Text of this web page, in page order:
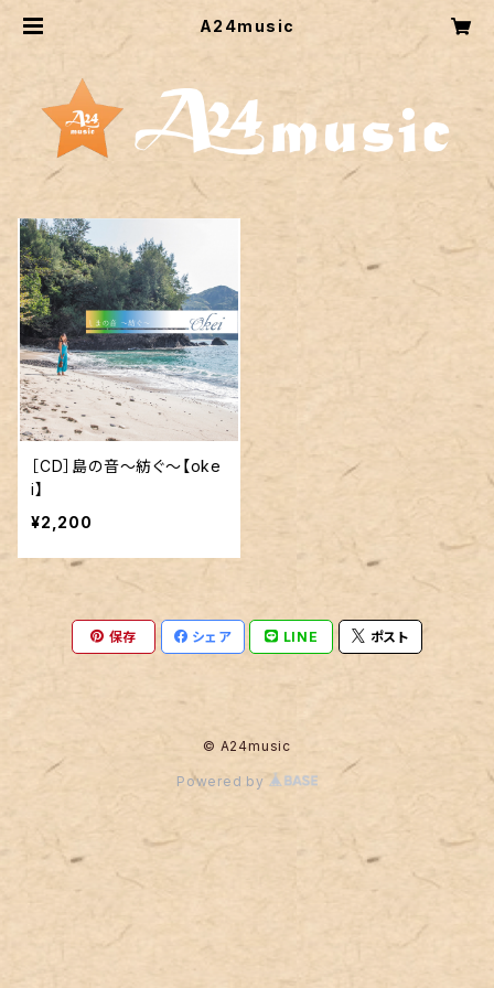
A24music
［CD］島の音～紡ぐ～【oke
i】
¥2,200
保存 シェア LINE ポスト
© A24music
Powered by